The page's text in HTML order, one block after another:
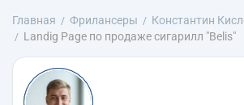
Главная Фрилансеры Константин
Landig Page по продаже сигарилл "Belis"